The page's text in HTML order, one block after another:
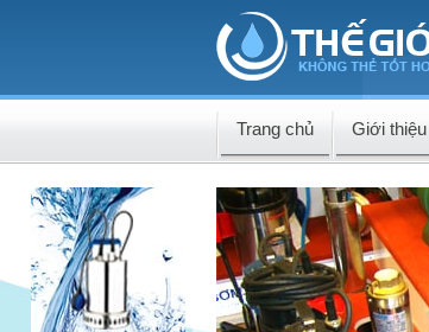
Trang chủ Giới thiệu